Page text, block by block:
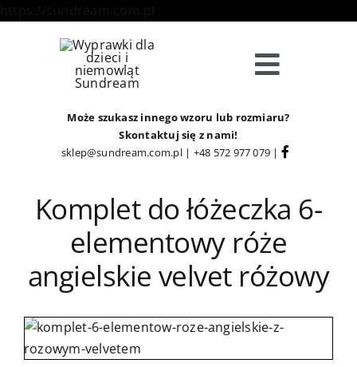
Toggle
Sklep
Strefa Klienta
Informacje
O Nas
Może szukasz innego wzoru lub rozmiaru?
Skontaktuj się z nami!
sklep@sundream.com.pl| +48 572 977 079 |
Komplet do łóżeczka 6-
elementowy róże
angielskie velvet różowy